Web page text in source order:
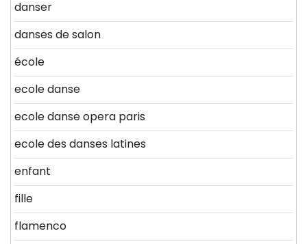
danser
danses de salon
école
ecole danse
ecole danse opera paris
ecole des danses latines
enfant
fille
flamenco